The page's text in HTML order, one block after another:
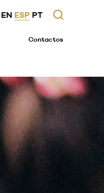
EN ESP PT
Contactos